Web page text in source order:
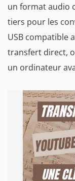
un format audio
tiers pour les
USB compatible
transfert direct,
un ordinateur